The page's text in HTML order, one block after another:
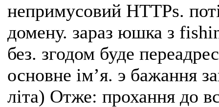
непримусовий HTTPs.
домену. зараз юшка з
без. згодом буде
основне імʼя. э бажання
літа) Отже: прохання до